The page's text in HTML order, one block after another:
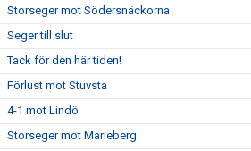
Storseger mot Södersnäckorna
Seger till slut
Tack för den här tiden!
Förlust mot Stuvsta
4-1 mot Lindö
Storseger mot Marieberg